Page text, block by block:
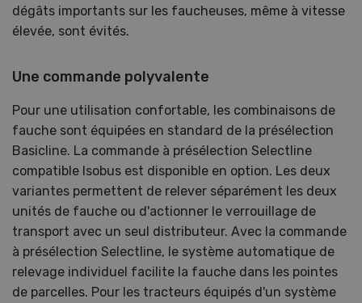
dégâts importants sur les faucheuses, même à vitesse
élevée, sont évités.
Une commande polyvalente
Pour une utilisation confortable, les combinaisons de
fauche sont équipées en standard de la présélection
Basicline. La commande à présélection Selectline
compatible Isobus est disponible en option. Les deux
variantes permettent de relever séparément les deux
unités de fauche ou d'actionner le verrouillage de
transport avec un seul distributeur. Avec la commande
à présélection Selectline, le système automatique de
relevage individuel facilite la fauche dans les pointes
de parcelles. Pour les tracteurs équipés d'un système